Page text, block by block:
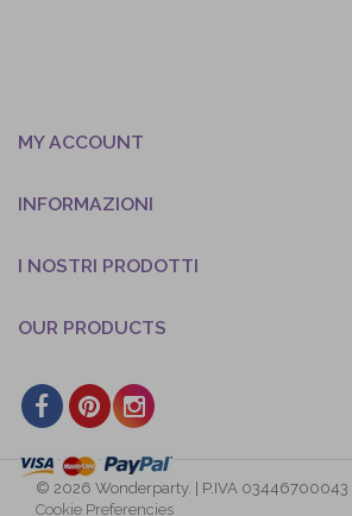
MY ACCOUNT
INFORMAZIONI
I NOSTRI PRODOTTI
OUR PRODUCTS
© 2026 Wonderparty. | P.IVA 03446700043 |
Cookie Preferencies